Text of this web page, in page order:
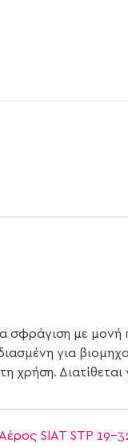
σφράγιση με
για
Διατίθεται
SIAT STP 19-